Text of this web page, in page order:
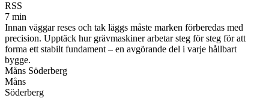
RSS
7 min
Innan väggar reses och tak läggs måste marken förberedas med
precision. Upptäck hur grävmaskiner arbetar steg för steg för att
forma ett stabilt fundament – en avgörande del i varje hållbart
bygge.
Måns Söderberg
Måns
Söderberg